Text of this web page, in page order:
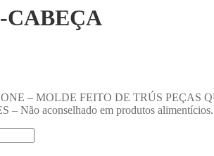
CABEÇA
– MOLDE FEITO DE TRÚS PEÇAS
Não aconselhado em produtos